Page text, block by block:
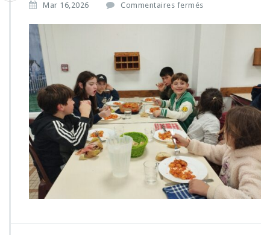
Mar 16,2026 Commentaires fermés
2
0
2
6
0
3
1
6
_
1
1